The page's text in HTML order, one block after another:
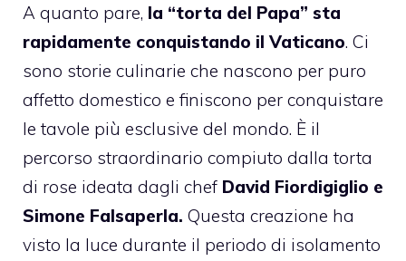
A quanto pare, la “torta del Papa” sta
rapidamente conquistando il Vaticano. Ci
sono storie culinarie che nascono per puro
affetto domestico e finiscono per conquistare
le tavole più esclusive del mondo. È il
percorso straordinario compiuto dalla torta
di rose ideata dagli chef David Fiordigiglio e
Simone Falsaperla. Questa creazione ha
visto la luce durante il periodo di isolamento